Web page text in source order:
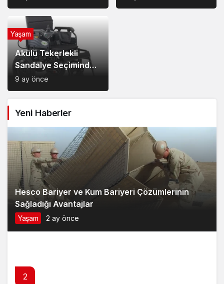
Güvenlik ve Doğru
Model Tercihi
Yeni Haberler
Hesco Bariyer ve Kum Bariyeri Çözümlerinin
2 ay önce
2
Van Edremit Kiralık Daire İçin Doğru Semt Nasıl
Seçilir?